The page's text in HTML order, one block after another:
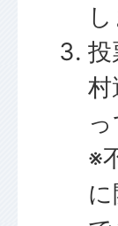
し
投
村
※